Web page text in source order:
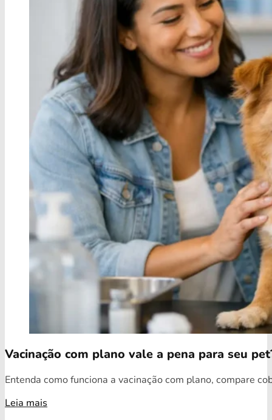
Vacinação com plano vale a pena para seu
Entenda como funciona a vacinação com plano, compare
Leia mais